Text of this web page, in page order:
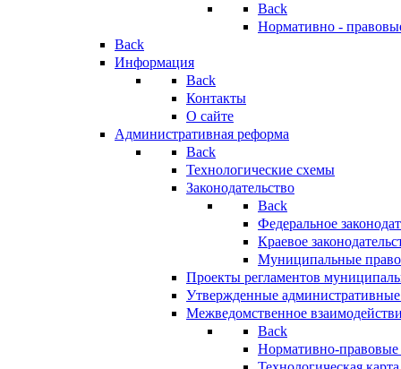
Back
Нормативно -
Back
Информация
Back
Контакты
О сайте
Административная реформа
Back
Технологические схемы
Законодательство
Back
Федеральное
Краевое
Муниципальные
Проекты регламентов
Утвержденные
Межведомственное
Back
Нормативно-правовые